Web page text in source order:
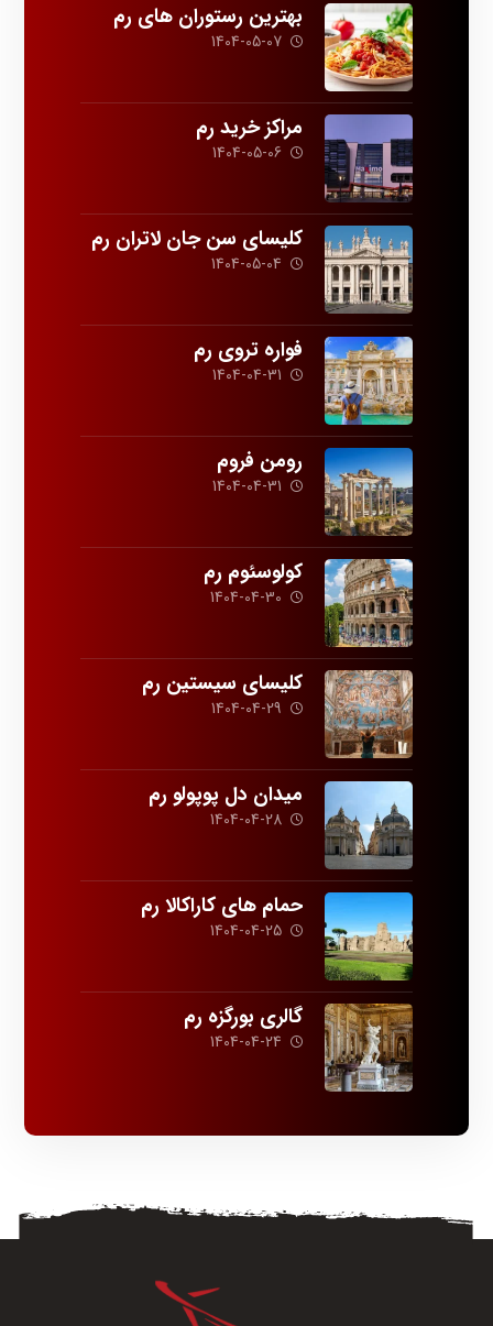
بهترین رستوران های رم
1404-05-07
مراکز خرید رم
1404-05-06
کلیسای سن جان لاتران رم
1404-05-04
فواره تروی رم
1404-04-31
رومن فروم
1404-04-31
کولوسئوم رم
1404-04-30
کلیسای سیستین رم
1404-04-29
میدان دل پوپولو رم
1404-04-28
حمام های کاراکالا رم
1404-04-25
گالری بورگزه رم
1404-04-24